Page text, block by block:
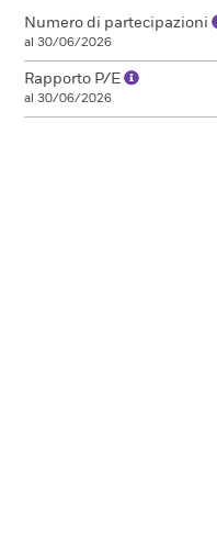
Numero di partecipazioni
al 30/06/2026
Rapporto P/E
al 30/06/2026